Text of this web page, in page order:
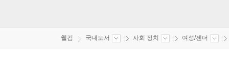
웰컴 국내도서 사회 정치 여성/젠더